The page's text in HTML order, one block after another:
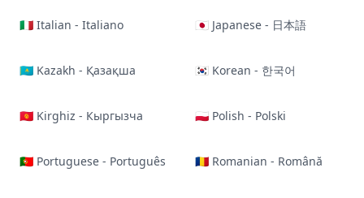
🇮🇹 Italian - Italiano 🇯🇵 Japanese - 日本語
🇰🇿 Kazakh - Қазақша 🇰🇷 Korean - 한국어
🇰🇬 Kirghiz - Кыргызча 🇵🇱 Polish - Polski
🇵🇹 Portuguese - Português 🇷🇴 Romanian - Română